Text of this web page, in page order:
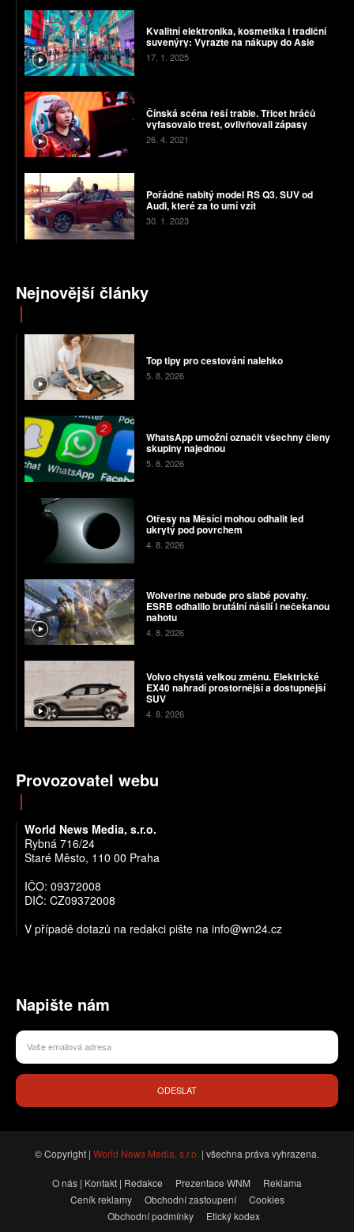
Kvalitní elektronika, kosmetika i tradiční
suvenýry: Vyrazte na nákupy do Asie
17. 1. 2025
Čínská scéna řeší trable. Třicet hráčů
vyfasovalo trest, ovlivňovali zápasy
26. 4. 2021
Pořádně nabitý model RS Q3. SUV od
Audi, které za to umí vzít
30. 1. 2023
Nejnovější články
Top tipy pro cestování nalehko
5. 8. 2026
WhatsApp umožní označit všechny členy
skupiny najednou
5. 8. 2026
Otřesy na Měsíci mohou odhalit led
ukrytý pod povrchem
4. 8. 2026
Wolverine nebude pro slabé povahy.
ESRB odhalilo brutální násilí i nečekanou
nahotu
4. 8. 2026
Volvo chystá velkou změnu. Elektrické
EX40 nahradí prostornější a dostupnější
SUV
4. 8. 2026
Provozovatel webu
World News Media, s.r.o.
Rybná 716/24
Staré Město, 110 00 Praha
IČO: 09372008
DIČ: CZ09372008
V případě dotazů na redakci pište na info@wn24.cz
Napište nám
ODESLAT
© Copyright | World News Media, s.r.o. | všechna práva vyhrazena.
O nás | Kontakt | Redakce Prezentace WNM
Reklama
Ceník reklamy
Obchodní zastoupení
Cookies
Obchodní podmínky
Etický kodex